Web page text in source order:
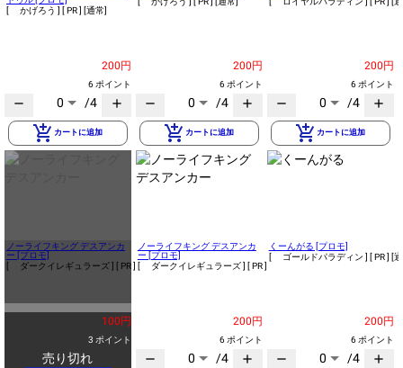
[ かげろう ] [ PR ] [通常]
200円
6 ポイント
remove 0 /4 add
add_shopping_cart カートに追加
200円
6 ポイント
remove 0 /4 add
add_shopping_cart カートに追加
200円
6 ポイント
remove 0 /4 add
add_shopping_cart カートに追加
ノーライフキング デスアンカ
ー [プロモ]
[ ダークイレギュラーズ ] [ PR ] [通常]
100円
3 ポイント
売り切れ
ノーライフキング デスアンカ
ー [プロモ]
[ ダークイレギュラーズ ] [ PR ]
200円
6 ポイント
remove 0 /4 add
くーんがる [プロモ]
[ ゴールドパラディン ] [ PR ] [
200円
6 ポイント
remove 0 /4 add